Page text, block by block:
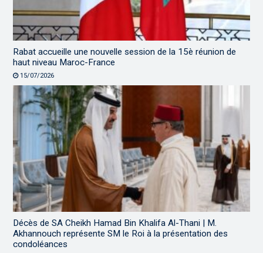
Rabat accueille une nouvelle session de la 15è réunion de
haut niveau Maroc-France
15/07/2026
Décès de SA Cheikh Hamad Bin Khalifa Al-Thani | M.
Akhannouch représente SM le Roi à la présentation des
condoléances